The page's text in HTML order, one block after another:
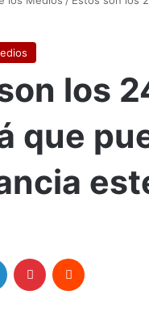
los
que
LinkedIn Pinterest